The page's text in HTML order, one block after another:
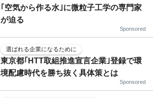
｢空気から作る水｣に微粒子工学の専門家
が迫る
Sponsored
選ばれる企業になるために
東京都｢HTT取組推進宣言企業｣登録で環
境配慮時代を勝ち抜く具体策とは
Sponsored